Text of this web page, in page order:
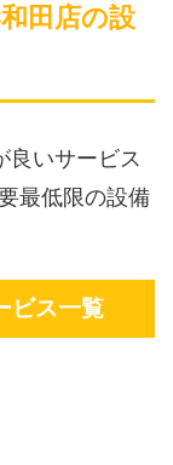
田店の設
いサービス
最低限の設備
ビス一覧